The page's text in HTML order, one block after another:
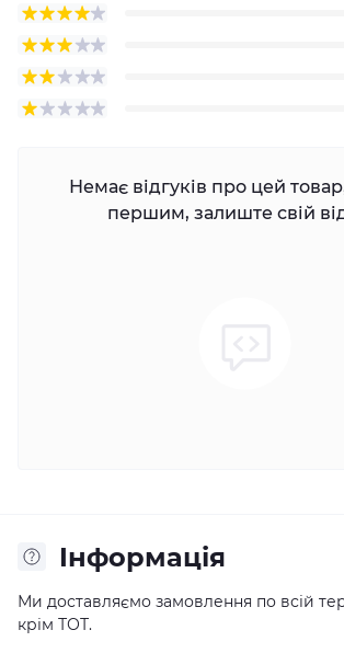
Немає відгуків про цей
першим, залиште свій
Iнформація
Ми доставляємо замовлення по всій
крім ТОТ.